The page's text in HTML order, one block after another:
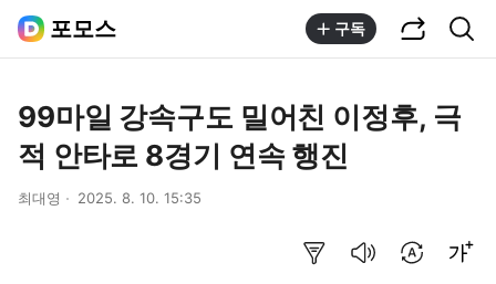
포모스 구독
99마일 강속구도 밀어친 이정후, 극
적 안타로 8경기 연속 행진
최대영 2025. 8. 10. 15:35